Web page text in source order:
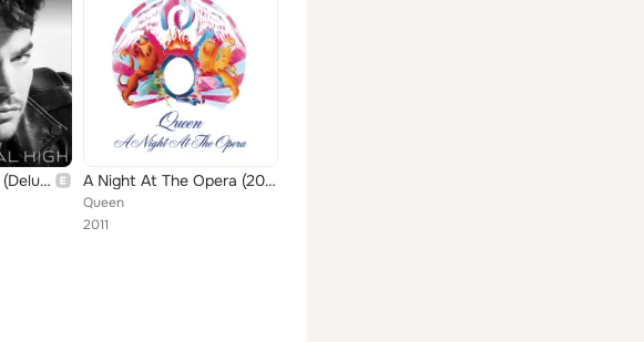
The Original High (Deluxe Version) A Night At The Opera (2011 Remaster)
Queen
2011